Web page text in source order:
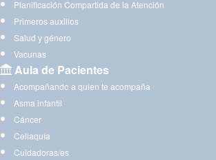
Planificación Compartida de la Atención
Primeros auxilios
Salud y género
Vacunas
Aula de Pacientes
Acompañando a quien te acompaña
Asma infantil
Cáncer
Celiaquía
Cuidadoras/es